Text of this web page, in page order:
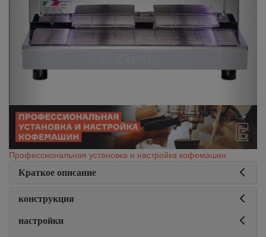
Профессиональная установка и настройка кофемашин
Краткое описание
конструкция
настройки